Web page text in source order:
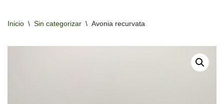
Inicio \ Sin categorizar \ Avonia recurvata